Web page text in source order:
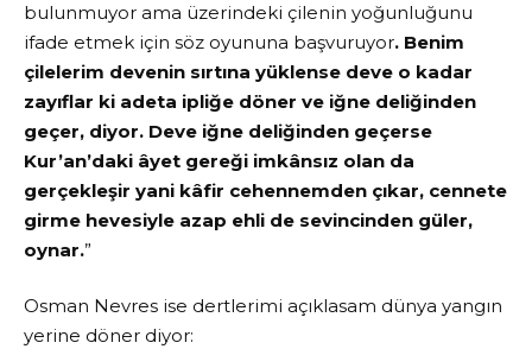
bulunmuyor ama üzerindeki çilenin yoğunluğunu
ifade etmek için söz oyununa başvuruyor. Benim
çilelerim devenin sırtına yüklense deve o kadar
zayıflar ki adeta ipliğe döner ve iğne deliğinden
geçer, diyor. Deve iğne deliğinden geçerse
Kur’an’daki âyet gereği imkânsız olan da
gerçekleşir yani kâfir cehennemden çıkar, cennete
girme hevesiyle azap ehli de sevincinden güler,
oynar.”
Osman Nevres ise dertlerimi açıklasam dünya yangın
yerine döner diyor: